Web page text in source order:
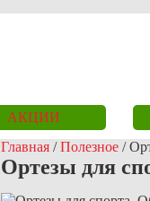
АКЦИИ
Главная/Полезное/
Ортезы для